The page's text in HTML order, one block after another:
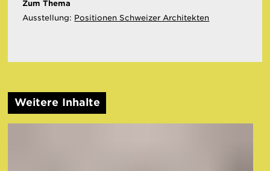
Zum Thema
Ausstellung: Positionen Schweizer Architekten
Weitere Inhalte